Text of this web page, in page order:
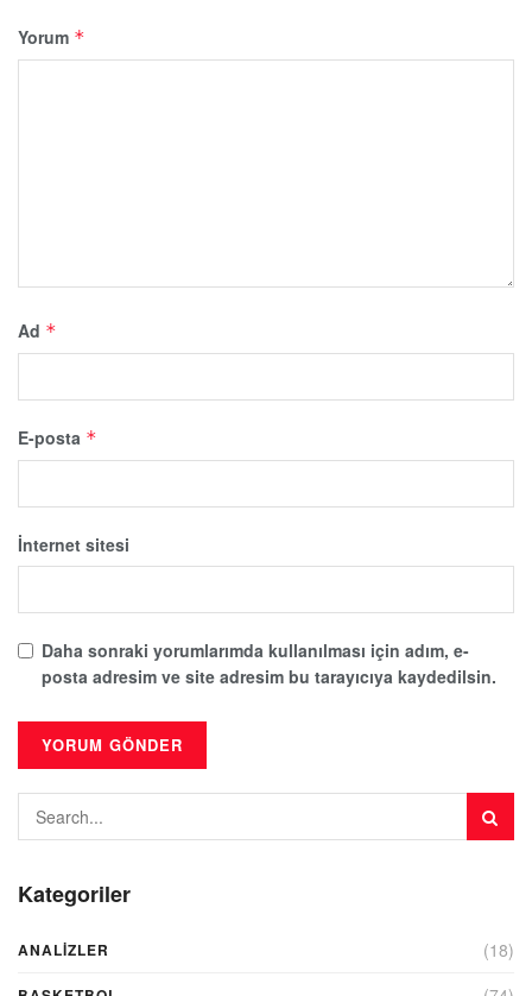
Yorum *
Ad *
E-posta *
İnternet sitesi
Daha sonraki yorumlarımda kullanılması için adım, e-
posta adresim ve site adresim bu tarayıcıya kaydedilsin.
Kategoriler
ANALIZLER (18)